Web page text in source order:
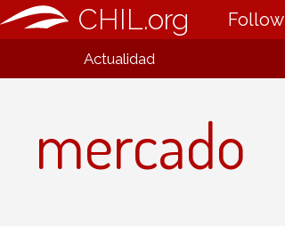
CHIL.org Follow
Actualidad
mercado